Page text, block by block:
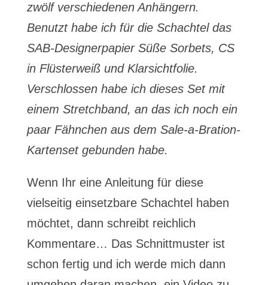
zwölf verschiedenen Anhängern.
Benutzt habe ich für die Schachtel das
SAB-Designerpapier Süße Sorbets, CS
in Flüsterweiß und Klarsichtfolie.
Verschlossen habe ich dieses Set mit
einem Stretchband, an das ich noch ein
paar Fähnchen aus dem Sale-a-Bration-
Kartenset gebunden habe.
Wenn Ihr eine Anleitung für diese
vielseitig einsetzbare Schachtel haben
möchtet, dann schreibt reichlich
Kommentare… Das Schnittmuster ist
schon fertig und ich werde mich dann